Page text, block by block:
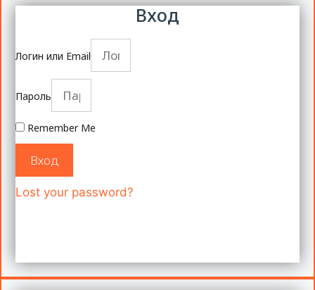
Вход
Логин или Email
Пароль
Remember Me
Вход
Lost your password?